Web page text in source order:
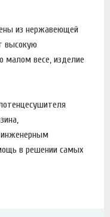
из нержавеющей
высокую
малом весе, изделие
инженерным
в решении самых